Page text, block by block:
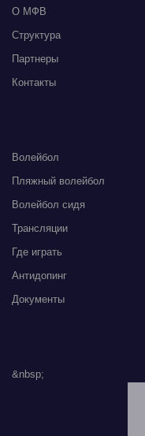
О МФВ
Структура
Партнеры
Контакты
Волейбол
Пляжный волейбол
Волейбол сидя
Трансляции
Где играть
Антидопинг
Документы
&nbsp;